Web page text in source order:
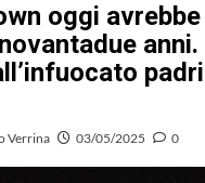
oggi avrebbe
Verrina 03/05/2025 0